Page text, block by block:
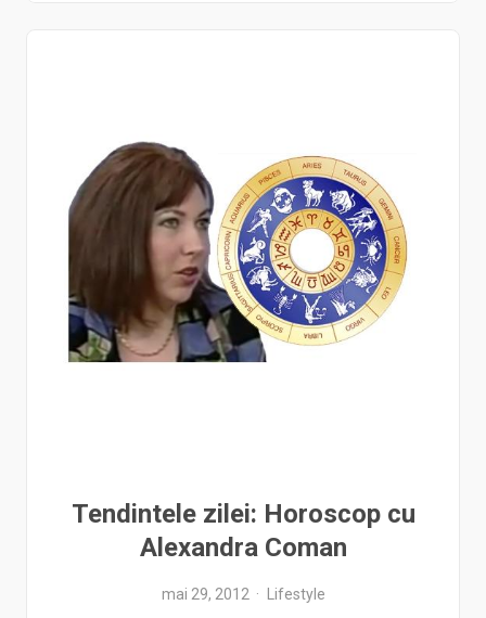
Tendintele zilei: Horoscop cu
Alexandra Coman
mai 29, 2012 Lifestyle